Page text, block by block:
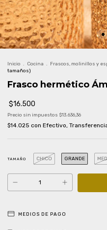
Inicio . Cocina . Frascos, molinillos y
tamaños)
Frasco hermético
$16.500
Precio sin impuestos $13.636,36
$14.025 con Efectivo,
TAMAÑO CHICO GRANDE
MEDIOS DE PAGO